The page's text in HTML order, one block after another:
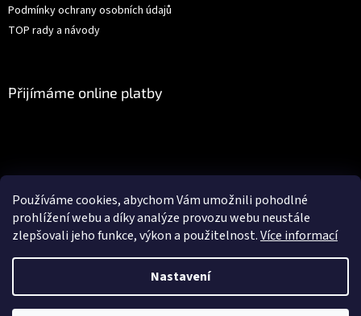
Používáme cookies, abychom Vám umožnili pohodlné
prohlížení webu a díky analýze provozu webu neustále
zlepšovali jeho funkce, výkon a použitelnost.Více informací
Nastavení
Objednávky vytvořené po 19.12.2025 budou odeslány nejdříve
Podmínky ochrany osobních údajů
TOP rady a návody
Přijímáme online platby
Facebook